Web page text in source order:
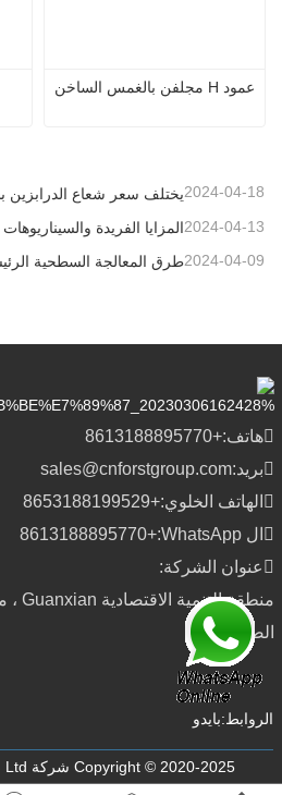
عمود H مجلفن بالغمس الساخن
2024-04-18
2024-04-13
2024-04-09
هاتف:+8613188895770
بريد:sales@cnforstgroup.com
الهاتف الخلوي:+8653188199529
ال WhatsApp:
+8613188895770
عنوان الشركة:
الصين
الروابط:بايدو
Copyright © 2020-2025 شركة Forst (Shandong) Co.، Ltd.